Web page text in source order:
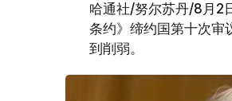
哈通社/努尔苏丹/8月2
条约》缔约国第十次审
到削弱。